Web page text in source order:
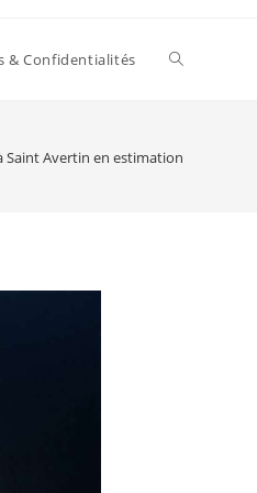
& Confidentialités Toggle
Saint Avertin en estimation